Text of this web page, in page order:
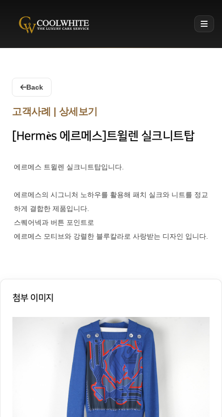
Coolwhite
Back
고객사례 | 상세보기
[Hermès 에르메스]트윌렌 실크니트탑
에르메스 트윌렌 실크니트탑입니다.
에르메스의 시그니처 노하우를 활용해 패치 실크와 니트를 정교
하게 결합한 제품입니다.
스퀘어넥과 버튼 포인트로
첨부 이미지